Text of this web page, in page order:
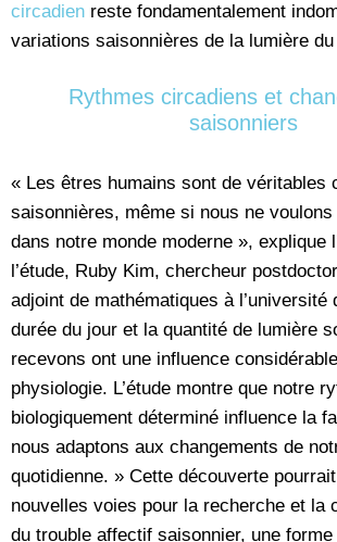
circadien reste fondamentalement
variations saisonnières de la lumière du
Rythmes circadiens et
saisonniers
« Les êtres humains sont de véritables
saisonnières, même si nous ne voulons
dans notre monde moderne », explique
l’étude, Ruby Kim, chercheur
adjoint de mathématiques à l’université
durée du jour et la quantité de lumière
recevons ont une influence
physiologie. L’étude montre que notre
biologiquement déterminé influence la
nous adaptons aux changements de
quotidienne. » Cette découverte
nouvelles voies pour la recherche et la
du trouble affectif saisonnier, une